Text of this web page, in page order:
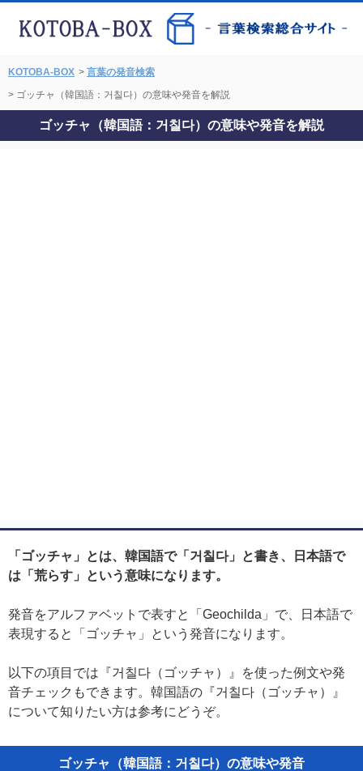
KOTOBA-BOX > 言葉の発音検索
> ゴッチャ（韓国語：거칠다）の意味や発音を解説
ゴッチャ（韓国語：거칠다）の意味や発音を解説
「ゴッチャ」とは、韓国語で「거칠다」と書き、日本語で
は「荒らす」という意味になります。
発音をアルファベットで表すと「Geochilda」で、日本語で
表現すると「ゴッチャ」という発音になります。
以下の項目では『거칠다（ゴッチャ）』を使った例文や発
音チェックもできます。韓国語の『거칠다（ゴッチャ）』
について知りたい方は参考にどうぞ。
ゴッチャ（韓国語：거칠다）の意味や発音